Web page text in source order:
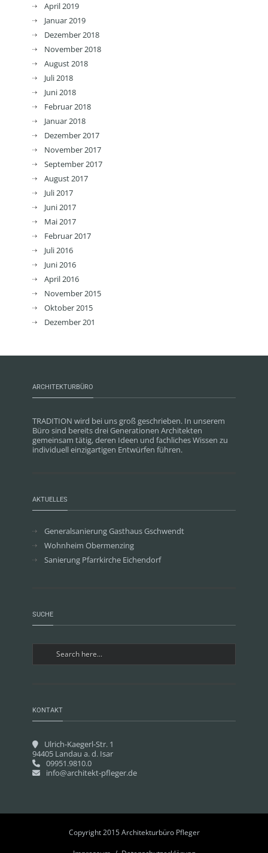
April 2019
Januar 2019
Dezember 2018
November 2018
August 2018
Juli 2018
Juni 2018
Februar 2018
Januar 2018
Dezember 2017
November 2017
September 2017
August 2017
Juli 2017
Juni 2017
Mai 2017
Februar 2017
Juli 2016
Juni 2016
April 2016
November 2015
Oktober 2015
Dezember 201
ARCHITEKTURBÜRO
TRADITION wird bei uns groß geschrieben. In unserem
Büro sind bereits drei Generationen Architekten
gemeinsam tätig, deren Ideen und fachliches Wissen zu
individuell einzigartigen Entwürfen führen.
AKTUELLES
Generalsanierung Gasthaus Gschwendt
Wohnheim Obermenzing
Sanierung Pfarrkirche Eichendorf
SUCHE
KONTAKT
Ulrich-Kaegerl-Str. 1
94405 Landau a. d. Isar
09951.9810.0
info@architekt-pfleger.de
Copyright 2015 Architekturbüro Pfleger